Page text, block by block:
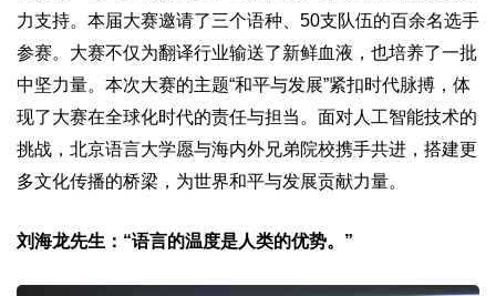
力支持。本届大赛邀请了三个语种、50支队伍的百余名选手
参赛。大赛不仅为翻译行业输送了新鲜血液，也培养了一批
中坚力量。本次大赛的主题“和平与发展”紧扣时代脉搏，体
现了大赛在全球化时代的责任与担当。面对人工智能技术的
挑战，北京语言大学愿与海内外兄弟院校携手共进，搭建更
多文化传播的桥梁，为世界和平与发展贡献力量。
刘海龙先生：“语言的温度是人类的优势。”